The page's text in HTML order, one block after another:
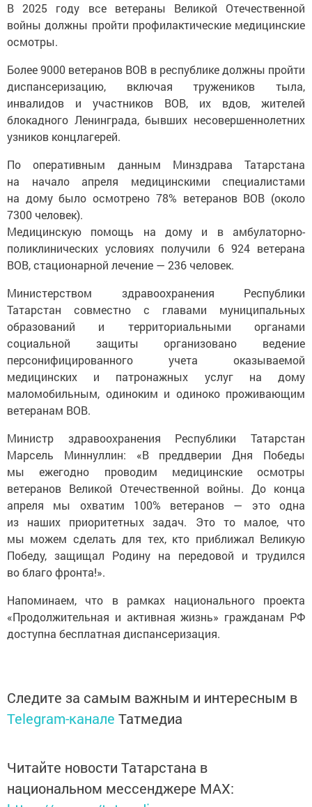
В 2025 году все ветераны Великой Отечественной
войны должны пройти профилактические медицинские
осмотры.
Более 9000 ветеранов ВОВ в республике должны пройти
диспансеризацию, включая тружеников тыла,
инвалидов и участников ВОВ, их вдов, жителей
блокадного Ленинграда, бывших несовершеннолетних
узников концлагерей.
По оперативным данным Минздрава Татарстана
на начало апреля медицинскими специалистами
на дому было осмотрено 78% ветеранов ВОВ (около
7300 человек).
Медицинскую помощь на дому и в амбулаторно-
поликлинических условиях получили 6 924 ветерана
ВОВ, стационарной лечение — 236 человек.
Министерством здравоохранения Республики
Татарстан совместно с главами муниципальных
образований и территориальными органами
социальной защиты организовано ведение
персонифицированного учета оказываемой
медицинских и патронажных услуг на дому
маломобильным, одиноким и одиноко проживающим
ветеранам ВОВ.
Министр здравоохранения Республики Татарстан
Марсель Миннуллин: «В преддверии Дня Победы
мы ежегодно проводим медицинские осмотры
ветеранов Великой Отечественной войны. До конца
апреля мы охватим 100% ветеранов — это одна
из наших приоритетных задач. Это то малое, что
мы можем сделать для тех, кто приближал Великую
Победу, защищал Родину на передовой и трудился
во благо фронта!».
Напоминаем, что в рамках национального проекта
«Продолжительная и активная жизнь» гражданам РФ
доступна бесплатная диспансеризация.
Следите за самым важным и интересным в
Telegram-канале Татмедиа
Читайте новости Татарстана в
национальном мессенджере MАХ: